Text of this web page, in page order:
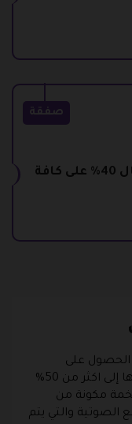
صفقة
كود خصم موقع شتر ستوك فعال 40% على كافة
على
خصومات تبدأ من 10% وقد تصل قيمتها إلى اكثر من 50%
مكونة من
الصوتية والتي يتم